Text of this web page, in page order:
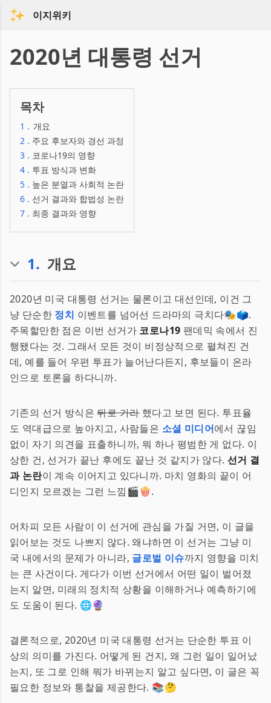
이지위키
2020년 대통령 선거
목차
1 . 개요
2 . 주요 후보자와 경선 과정
3 . 코로나19의 영향
4 . 투표 방식과 변화
5 . 높은 분열과 사회적 논란
6 . 선거 결과와 합법성 논란
7 . 최종 결과와 영향
1. 개요
2020년 미국 대통령 선거는 물론이고 대선인데, 이건 그
냥 단순한 정치 이벤트를 넘어선 드라마의 극치다🎭🗳️.
주목할만한 점은 이번 선거가 코로나19 팬데믹 속에서 진
행됐다는 것. 그래서 모든 것이 비정상적으로 펼쳐진 건
데, 예를 들어 우편 투표가 늘어난다든지, 후보들이 온라
인으로 토론을 하다니까.
기존의 선거 방식은뒤로 가라했다고 보면 된다. 투표율
도 역대급으로 높아지고, 사람들은 소셜 미디어에서 끊임
없이 자기 의견을 표출하니까, 뭐 하나 평범한 게 없다. 이
상한 건, 선거가 끝난 후에도 끝난 것 같지가 않다. 선거 결
과 논란이 계속 이어지고 있다니까. 마치 영화의 끝이 어
디인지 모르겠는 그런 느낌🎬🍿.
어차피 모든 사람이 이 선거에 관심을 가질 거면, 이 글을
읽어보는 것도 나쁘지 않다. 왜냐하면 이 선거는 그냥 미
국 내에서의 문제가 아니라, 글로벌 이슈까지 영향을 미치
는 큰 사건이다. 게다가 이번 선거에서 어떤 일이 벌어졌
는지 알면, 미래의 정치적 상황을 이해하거나 예측하기에
도 도움이 된다. 🌐🔮
결론적으로, 2020년 미국 대통령 선거는 단순한 투표 이
상의 의미를 가진다. 어떻게 된 건지, 왜 그런 일이 일어났
는지, 또 그로 인해 뭐가 바뀌는지 알고 싶다면, 이 글은 꼭
필요한 정보와 통찰을 제공한다. 📚🤔